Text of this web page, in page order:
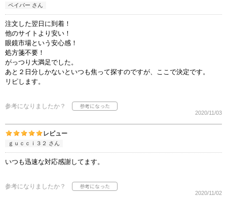
ペイパー さん
注文した翌日に到着！
他のサイトより安い！
眼鏡市場という安心感！
処方箋不要！
がっつり大満足でした。
あと２日分しかないといつも焦って探すのですが、ここで決定です。
リピします。
参考になりましたか？
2020/11/03
レビュー
ｇｕｃｃｉ３２ さん
いつも迅速な対応感謝してます。
参考になりましたか？
2020/11/02